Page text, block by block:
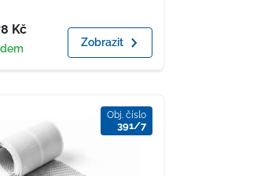
Kč
Zobrazit
Obj. číslo
391/7